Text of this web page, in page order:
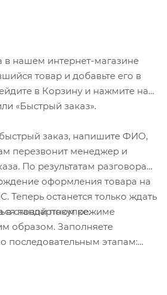
в нашем интернет-магазине
товар и добавьте его в
в Корзину и нажмите на
«Быстрый заказ».
заказ, напишите ФИО,
перезвонит менеджер и
По результатам разговора
оформления товара на
Теперь останется только ждать
новой покупке.
в стандартном режиме
образом. Заполняете
последовательным этапам: